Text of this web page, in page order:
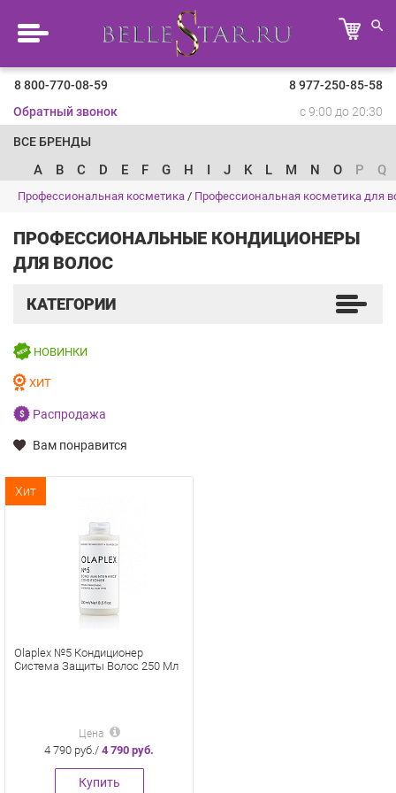
8 800-770-08-59
8 977-250-85-58
Обратный звонок
с 9:00 до 20:30
ВСЕ БРЕНДЫ
A B C D E F G H I J K L M N O P Q
Профессиональная косметика / Профессиональная косметика для
ПРОФЕССИОНАЛЬНЫЕ КОНДИЦИОНЕРЫ
ДЛЯ ВОЛОС
КАТЕГОРИИ
НОВИНКИ
ХИТ
Распродажа
Вам понравится
Хит
Olaplex №5 Кондиционер
Система Защиты Волос 250 Мл
Цена
4 790 руб./ 4 790 руб.
Купить